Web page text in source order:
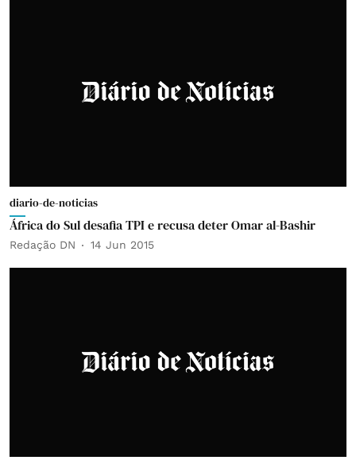
diario-de-noticias
África do Sul desafia TPI e recusa deter Omar al-Bashir
Redação DN 14 Jun 2015